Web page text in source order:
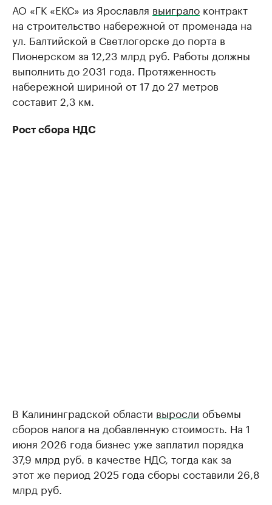
АО «ГК «ЕКС» из Ярославля выиграло контракт
на строительство набережной от променада на
ул. Балтийской в Светлогорске до порта в
Пионерском за 12,23 млрд руб. Работы должны
выполнить до 2031 года. Протяженность
набережной шириной от 17 до 27 метров
составит 2,3 км.
Рост сбора НДС
В Калининградской области выросли объемы
сборов налога на добавленную стоимость. На 1
июня 2026 года бизнес уже заплатил порядка
37,9 млрд руб. в качестве НДС, тогда как за
этот же период 2025 года сборы составили 26,8
млрд руб.